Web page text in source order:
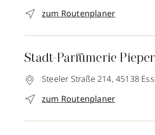
zum Routenplaner
Stadt-Parfümerie Pieper
Steeler Straße 214, 45138
zum Routenplaner